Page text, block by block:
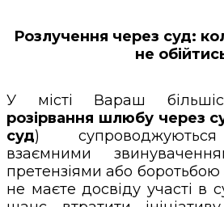
Розлучення через суд:
не
У місті Вараш
розірвання шлюбу через
суд)
взаємними
претензіями або
не маєте досвіду участі в